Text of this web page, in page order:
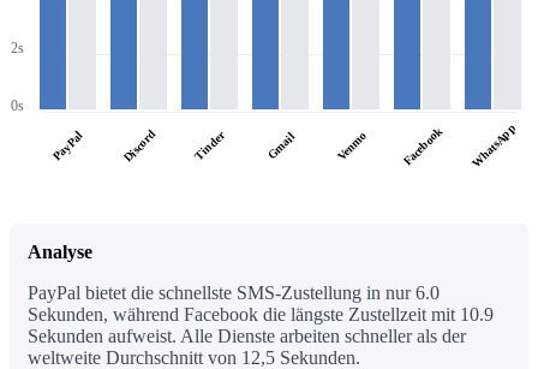
2s
0s
PayPal Discord Tinder Gmail Venmo Facebook WhatsApp
Analyse
PayPal bietet die schnellste SMS-Zustellung in nur 6.0
Sekunden, während Facebook die längste Zustellzeit mit 10.9
Sekunden aufweist. Alle Dienste arbeiten schneller als der
weltweite Durchschnitt von 12,5 Sekunden.